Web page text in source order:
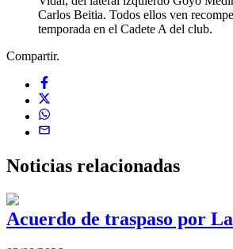
Carlos Beitia. Todos ellos ven
temporada en el Cadete A del club.
Compartir.
Noticias relacionadas
Acuerdo de traspaso por